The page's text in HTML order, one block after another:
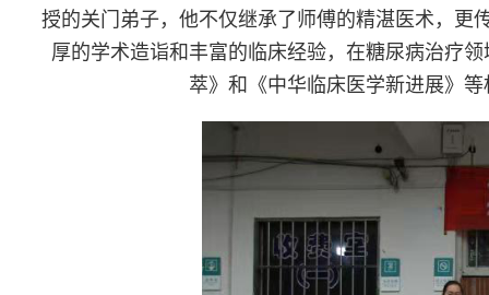
授的关门弟子，他不仅继承了师傅的精湛医术，
厚的学术造诣和丰富的临床经验，在糖尿病治疗
萃》和《中华临床医学新进展》